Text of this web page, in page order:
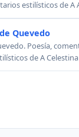
estilísticos de A
Quevedo
Poesía,
de A